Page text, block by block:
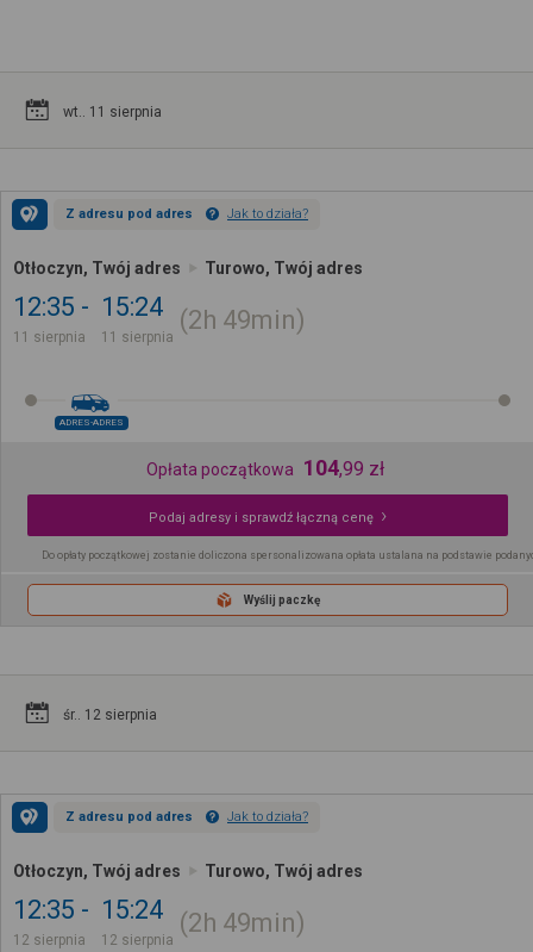
wt.. 11 sierpnia
Z adresu pod adres Jak to działa?
Otłoczyn, Twój adres Turowo, Twój adres
12:35
11 sierpnia
15:24
11 sierpnia
2h 49min
ADRES-ADRES
Opłata początkowa 104,99 zł
Podaj adresy i sprawdź łączną cenę
Do opłaty początkowej zostanie doliczona spersonalizowana opłata ustalana na podstawie
Wyślij paczkę
śr.. 12 sierpnia
Z adresu pod adres Jak to działa?
Otłoczyn, Twój adres Turowo, Twój adres
12:35
12 sierpnia
15:24
12 sierpnia
2h 49min